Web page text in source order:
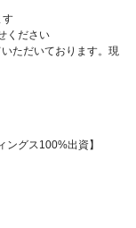
す
ください
ただいております。現
グス100%出資】